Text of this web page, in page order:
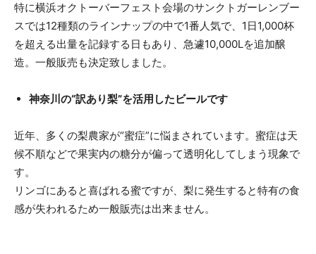
特に横浜オクトーバーフェスト会場のサンクトガーレンブー
スでは12種類のラインナップの中で1番人気で、1日1,000杯
を超える出量を記録する日もあり、急遽10,000Lを追加醸
造。一般販売も決定致しました。
神奈川の“訳あり梨”を活用したビールです
近年、多くの梨農家が“蜜症”に悩まされています。蜜症は天
候不順などで果実内の糖分が偏って透明化してしまう現象で
す。
リンゴにあると喜ばれる蜜ですが、梨に発生すると特有の食
感が失われるため一般販売は出来ません。